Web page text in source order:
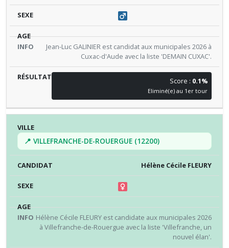
Jean-Luc GALINIER est candidat aux municipales 2026 à
Cuxac-d'Aude avec la liste 'DEMAIN CUXAC'.
Score : 0.1%
Eliminé(e) au 1er tour
📍 VILLEFRANCHE-DE-ROUERGUE (12200)
Hélène Cécile FLEURY
Hélène Cécile FLEURY est candidate aux municipales 2026
à Villefranche-de-Rouergue avec la liste 'Villefranche, un
nouvel élan'.